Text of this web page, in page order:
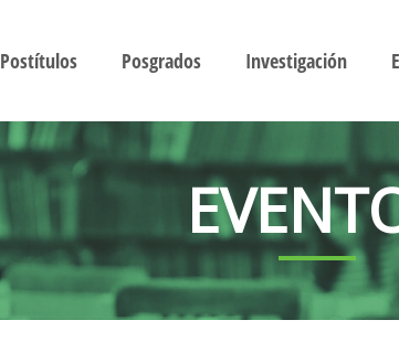
Postítulos Posgrados Investigación